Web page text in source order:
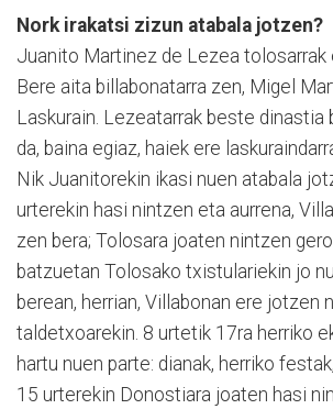
Nork irakatsi zizun atabala jotzen?
Juanito Martinez de Lezea tolosarrak
Bere aita billabonatarra zen, Migel
Laskurain. Lezeatarrak beste dinastia
da, baina egiaz, haiek ere
Nik Juanitorekin ikasi nuen atabala
urterekin hasi nintzen eta aurrena,
zen bera; Tolosara joaten nintzen
batzuetan Tolosako txistulariekin jo
berean, herrian, Villabonan ere jotzen
taldetxoarekin. 8 urtetik 17ra herriko
hartu nuen parte: dianak, herriko
15 urterekin Donostiara joaten hasi